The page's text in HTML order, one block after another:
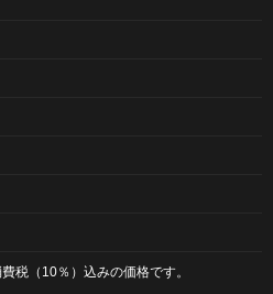
税（10％）込みの価格です。